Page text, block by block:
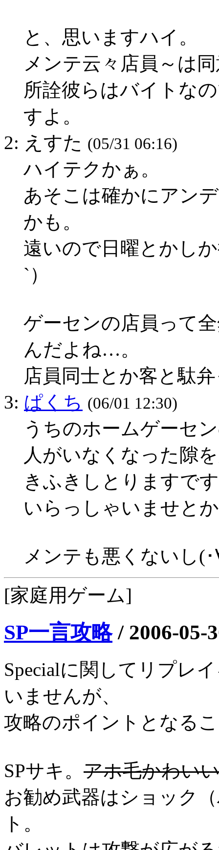
と、思いますハイ。
メンテ云々店員～は
所詮彼らはバイトな
すよ。
2: えすた (05/31 06:16)
ハイテクかぁ。
あそこは確かにアン
かも。
遠いので日曜とかし
`）
ゲーセンの店員って
んだよね…。
店員同士とか客と駄
3: ぱくち (06/01 12:30)
うちのホームゲーセ
人がいなくなった隙
きふきしとりますで
いらっしゃいませと
メンテも悪くないし(
[家庭用ゲーム]
SP一言攻略/ 2006-05-
Specialに関してリプレ
いませんが、
攻略のポイントとなる
SPサキ。 アホ毛かわい
お勧め武器はショック
ト。